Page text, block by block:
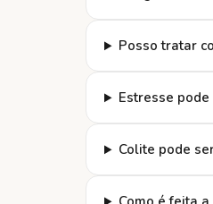
Posso tratar
Estresse
Colite pode